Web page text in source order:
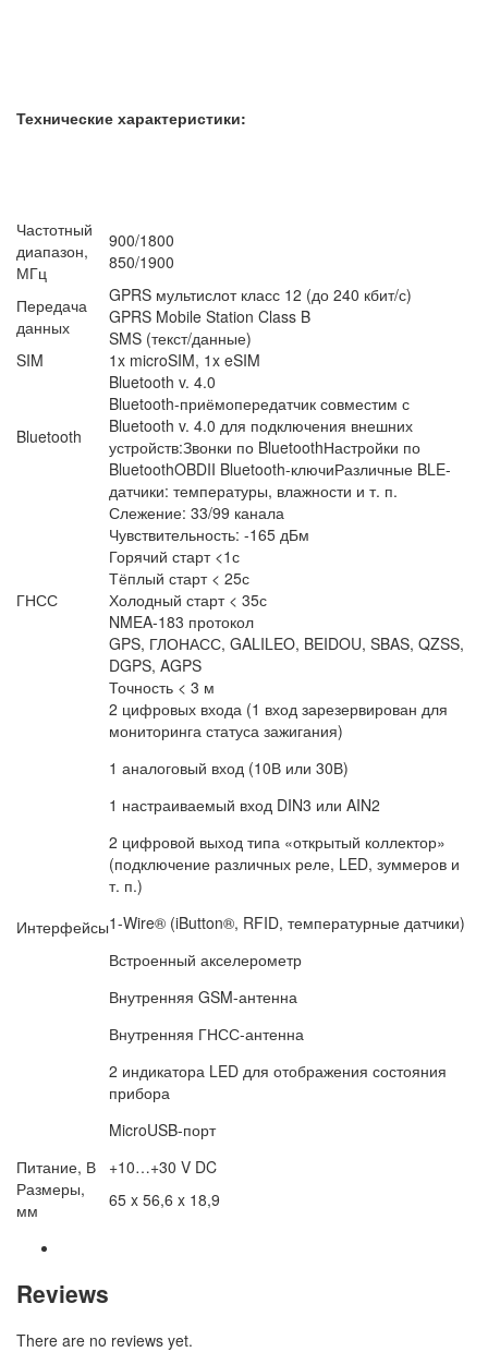
Технические характеристики:
Частотный
диапазон,
МГц
900/1800
850/1900
Передача
данных
GPRS мультислот класс 12 (до 240 кбит/с)
GPRS Mobile Station Class B
SMS (текст/данные)
SIM
1x microSIM, 1x eSIM
Bluetooth
Bluetooth v. 4.0
Bluetooth-приёмопередатчик совместим с
Bluetooth v. 4.0 для подключения внешних
устройств:Звонки по BluetoothНастройки по
BluetoothOBDII Bluetooth-ключиРазличные BLE-
датчики: температуры, влажности и т. п.
ГНСС
Слежение: 33/99 канала
Чувствительность: -165 дБм
Горячий старт <1с
Тёплый старт < 25с
Холодный старт < 35с
NMEA-183 протокол
GPS, ГЛОНАСС, GALILEO, BEIDOU, SBAS, QZSS,
DGPS, AGPS
Точность < 3 м
Интерфейсы
2 цифровых входа (1 вход зарезервирован для
мониторинга статуса зажигания)
1 аналоговый вход (10В или 30В)
1 настраиваемый вход DIN3 или AIN2
2 цифровой выход типа «открытый коллектор»
(подключение различных реле, LED, зуммеров и
т. п.)
1-Wire® (iButton®, RFID, температурные датчики)
Встроенный акселерометр
Внутренняя GSM-антенна
Внутренняя ГНСС-антенна
2 индикатора LED для отображения состояния
прибора
MicroUSB-порт
Питание, В
+10…+30 V DC
Размеры,
мм
65 x 56,6 x 18,9
Reviews
There are no reviews yet.